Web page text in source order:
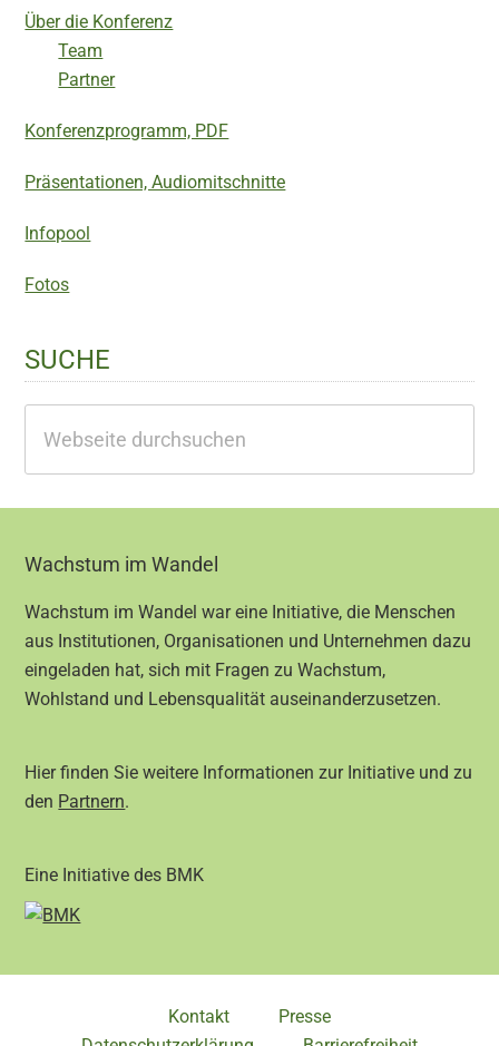
Über die Konferenz
Team
Partner
Konferenzprogramm, PDF
Präsentationen, Audiomitschnitte
Infopool
Fotos
SUCHE
durchsuchen
Footer
Wachstum im Wandel
Wachstum im Wandel war eine Initiative, die Menschen
aus Institutionen, Organisationen und Unternehmen dazu
eingeladen hat, sich mit Fragen zu Wachstum,
Wohlstand und Lebensqualität auseinanderzusetzen.
Hier finden Sie weitere Informationen zur Initiative und zu
den Partnern.
Eine Initiative des BMK
Kontakt
Presse